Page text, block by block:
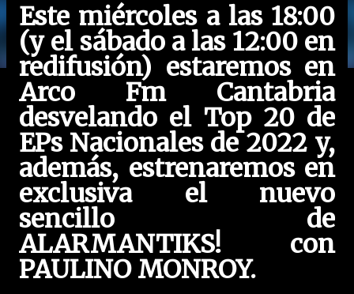
Este miércoles a las 18:00
(y el sábado a las 12:00 en
redifusión) estaremos en
Arco Fm Cantabria
desvelando el Top 20 de
EPs Nacionales de 2022 y,
además, estrenaremos en
exclusiva el nuevo
sencillo de
ALARMANTIKS! con
PAULINO MONROY.